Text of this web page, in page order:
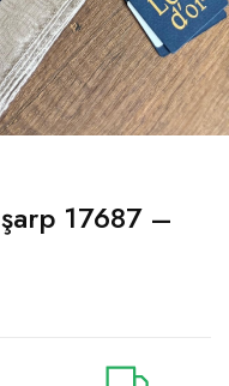
17687 –